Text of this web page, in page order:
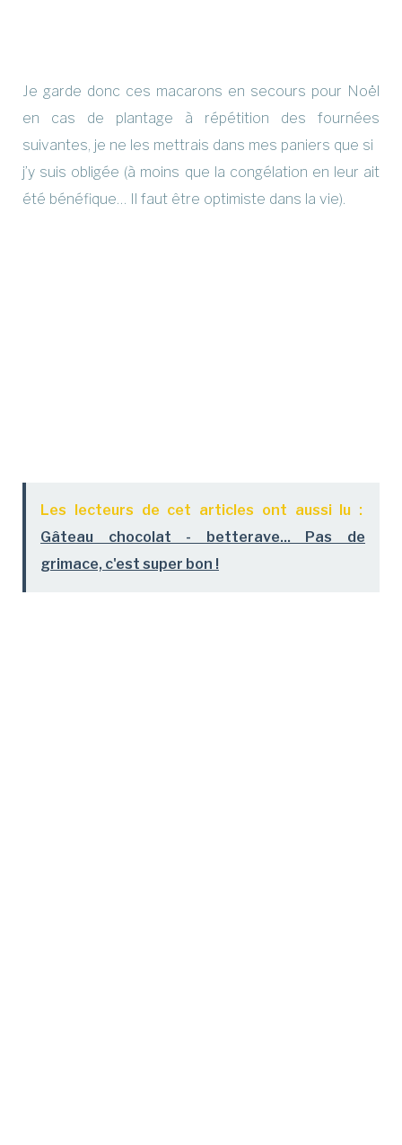
Je garde donc ces macarons en secours pour Noël
en cas de plantage à répétition des fournées
suivantes, je ne les mettrais dans mes paniers que si
j’y suis obligée (à moins que la congélation en leur ait
été bénéfique… Il faut être optimiste dans la vie).
Les lecteurs de cet articles ont aussi lu :
Gâteau chocolat - betterave... Pas de
grimace, c'est super bon !